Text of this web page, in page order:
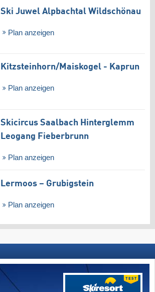
Ski Juwel Alpbachtal Wildschönau
Plan anzeigen
Kitzsteinhorn/​Maiskogel - Kaprun
Plan anzeigen
Skicircus Saalbach Hinterglemm
Leogang Fieberbrunn
Plan anzeigen
Lermoos – Grubigstein
Plan anzeigen